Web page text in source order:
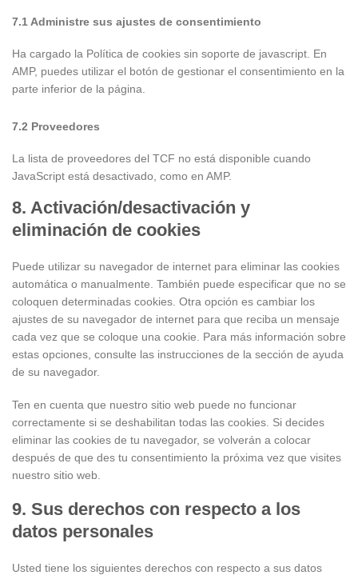
7.1 Administre sus ajustes de consentimiento
Ha cargado la Política de cookies sin soporte de javascript. En
AMP, puedes utilizar el botón de gestionar el consentimiento en la
parte inferior de la página.
7.2 Proveedores
La lista de proveedores del TCF no está disponible cuando
JavaScript está desactivado, como en AMP.
8. Activación/desactivación y
eliminación de cookies
Puede utilizar su navegador de internet para eliminar las cookies
automática o manualmente. También puede especificar que no se
coloquen determinadas cookies. Otra opción es cambiar los
ajustes de su navegador de internet para que reciba un mensaje
cada vez que se coloque una cookie. Para más información sobre
estas opciones, consulte las instrucciones de la sección de ayuda
de su navegador.
Ten en cuenta que nuestro sitio web puede no funcionar
correctamente si se deshabilitan todas las cookies. Si decides
eliminar las cookies de tu navegador, se volverán a colocar
después de que des tu consentimiento la próxima vez que visites
nuestro sitio web.
9. Sus derechos con respecto a los
datos personales
Usted tiene los siguientes derechos con respecto a sus datos